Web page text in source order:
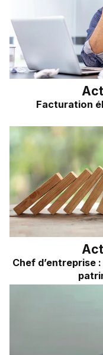
Facturation
Chef d’entreprise